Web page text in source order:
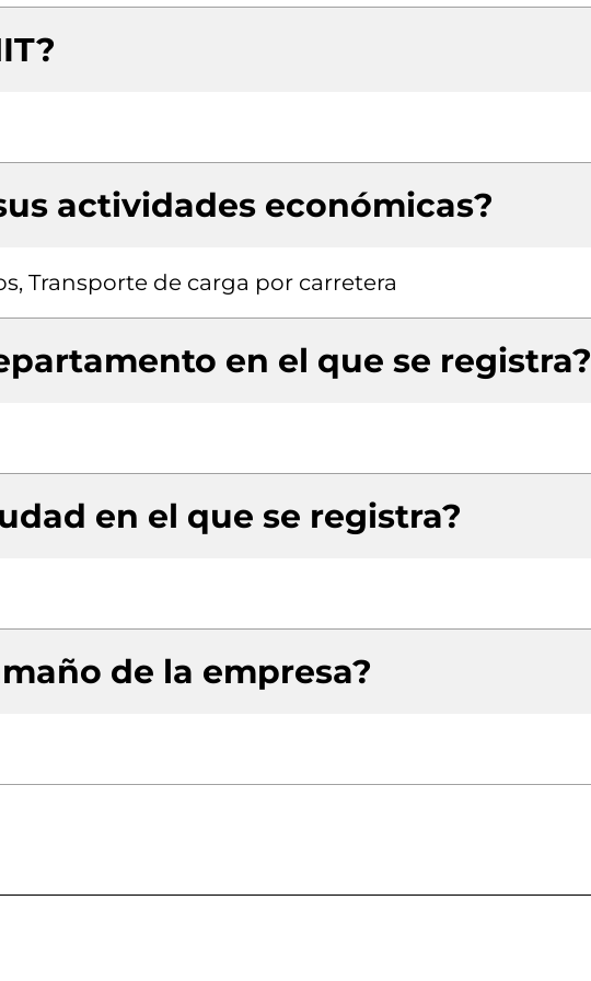
actividades económicas?
Transporte de carga por carretera
en el que se registra?
en el que se registra?
de la empresa?